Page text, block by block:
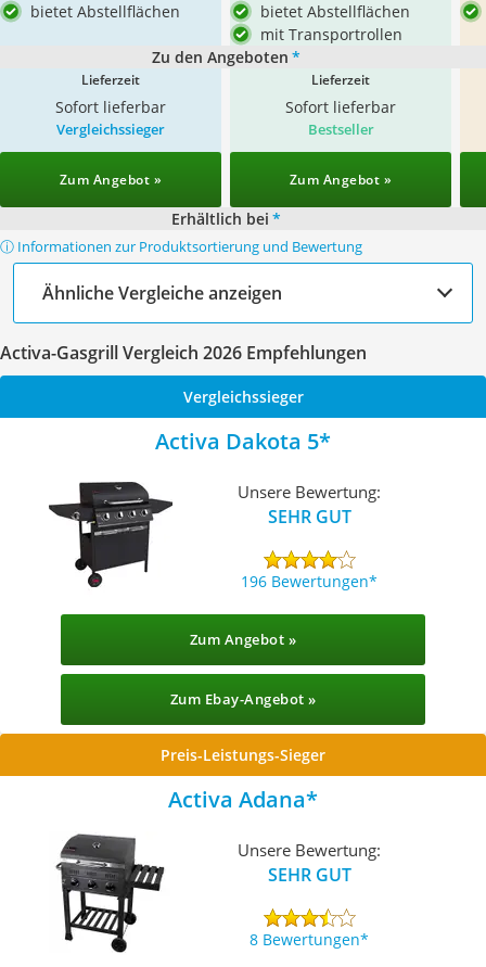
bietet Abstellflächen
bietet Abstellflächen
mit Transportrollen
Zu den Angeboten *
Lieferzeit
Sofort lieferbar
Lieferzeit
Sofort lieferbar
Vergleichssieger
Zum Angebot »
Bestseller
Zum Angebot »
Erhältlich bei *
ⓘ Informationen zur Produktsortierung und Bewertung
Ähnliche Vergleiche anzeigen
Activa-Gasgrill Vergleich 2026 Empfehlungen
Vergleichssieger
Activa Dakota 5
Unsere Bewertung:
SEHR GUT
196 Bewertungen
Zum Angebot »
Zum Ebay-Angebot »
Preis-Leistungs-Sieger
Activa Adana
Unsere Bewertung:
SEHR GUT
8 Bewertungen